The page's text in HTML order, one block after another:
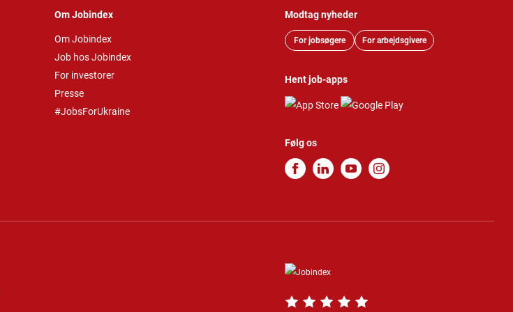
Om Jobindex
Om Jobindex
Job hos Jobindex
For investorer
Presse
#JobsForUkraine
Modtag nyheder
For jobsøgere For arbejdsgivere
Hent job-apps
Følg os